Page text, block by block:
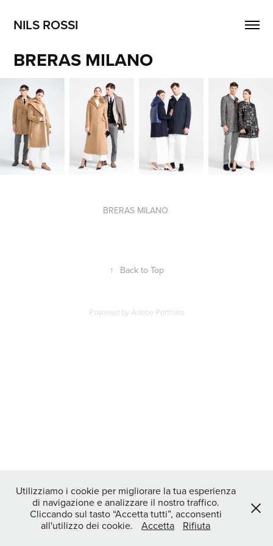
NILS ROSSI
BRERAS MILANO
BRERAS MILANO
↑ Back to Top
Powered byAdobe Portfolio
Utilizziamo i cookie per migliorare la tua esperienza
di navigazione e analizzare il nostro traffico.
Cliccando sul tasto “Accetta tutti”, acconsenti
all'utilizzo dei cookie.
Accetta Rifiuta